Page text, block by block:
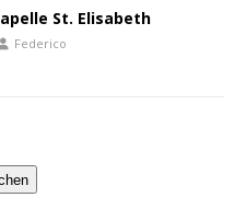
St. Elisabeth
Federico